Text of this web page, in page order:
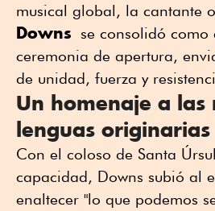
musical global, la cantante
Downs se consolidó
ceremonia de apertura,
de unidad, fuerza y
​Un homenaje a las
lenguas originarias
Con el coloso de Santa
capacidad, Downs subió al
enaltecer "lo que podemos